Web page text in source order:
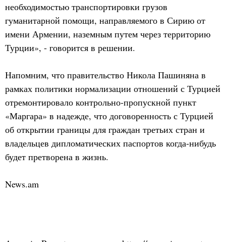
необходимостью транспортировки грузов
гуманитарной помощи, направляемого в Сирию от
имени Армении, наземным путем через территорию
Турции», - говорится в решении.
Напомним, что правительство Никола Пашиняна в
рамках политики нормализации отношений с Турцией
отремонтировало контрольно-пропускной пункт
«Маргара» в надежде, что договоренность с Турцией
об открытии границы для граждан третьих стран и
владельцев дипломатических паспортов когда-нибудь
будет претворена в жизнь.
News.am